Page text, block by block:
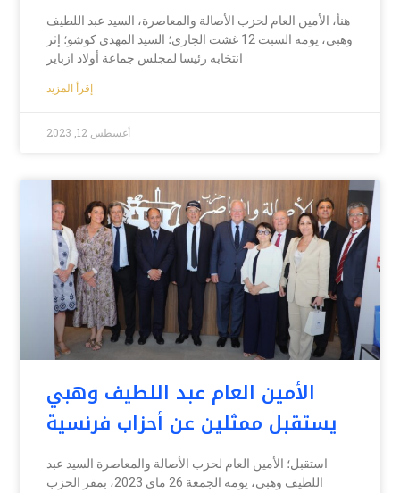
هنأ، الأمين العام لحزب الأصالة والمعاصرة، السيد عبد اللطيف
وهبي، يومه السبت 12 غشت الجاري؛ السيد المهدي كوشو؛ إثر
انتخابه رئيسا لمجلس جماعة أولاد ازباير
إقرأ المزيد
أغسطس 12, 2023
الأمين العام عبد اللطيف وهبي
يستقبل ممثلين عن أحزاب فرنسية
استقبل؛ الأمين العام لحزب الأصالة والمعاصرة السيد عبد
اللطيف وهبي، يومه الجمعة 26 ماي 2023، بمقر الحزب